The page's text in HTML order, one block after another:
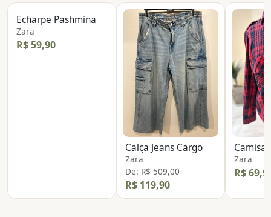
Echarpe Pashmina
Zara
R$ 59,90
Calça Jeans Cargo
Zara
De: R$ 509,00
R$ 119,90
Camisa
Zara
R$